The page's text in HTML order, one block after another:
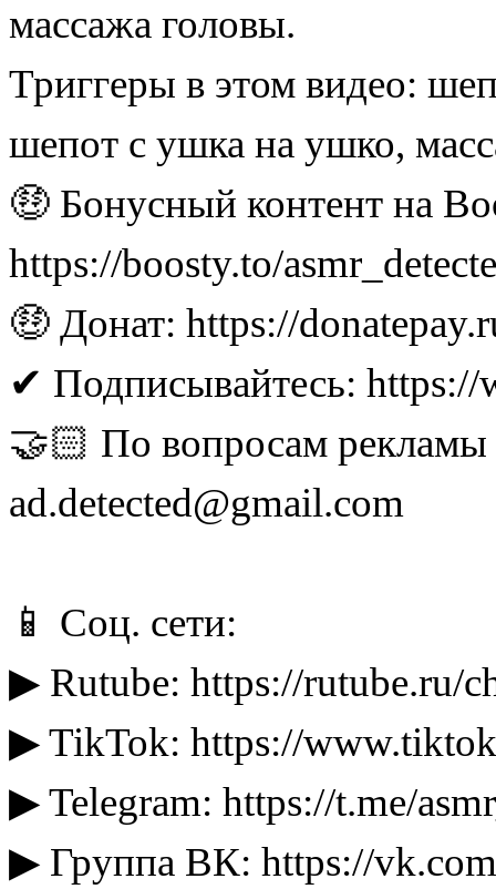
массажа головы.
Триггеры в этом видео:
шепот с ушка на ушко,
🤑 Бонусный контент на
https://boosty.to/
🤑 Донат: https://
✔ Подписывайтесь:
🤝🏻 По вопросам рекламы
ad.detected@gmail.com
📱 Соц. сети:
▶ Rutube: https://rutube.ru/
▶ TikTok: https://
▶ Telegram: https://t.me/
▶ Группа ВК: https://